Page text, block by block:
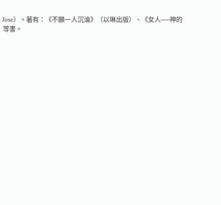
）。著有：《不願一人沉淪》（以琳出版）、《女人──神的
書。